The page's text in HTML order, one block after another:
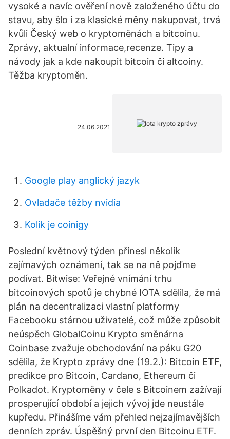
vysoké a navíc ověření nově založeného účtu do
stavu, aby šlo i za klasické měny nakupovat, trvá
kvůli Český web o kryptoměnách a bitcoinu.
Zprávy, aktualní informace,recenze. Tipy a
návody jak a kde nakoupit bitcoin či altcoiny.
Těžba kryptoměn.
24.06.2021
Google play anglický jazyk
Ovladače těžby nvidia
Kolik je coinigy
Poslední květnový týden přinesl několik
zajímavých oznámení, tak se na ně pojďme
podívat. Bitwise: Veřejné vnímání trhu
bitcoinových spotů je chybné IOTA sdělila, že má
plán na decentralizaci vlastní platformy
Facebooku stárnou uživatelé, což může způsobit
neúspěch GlobalCoinu Krypto směnárna
Coinbase zvažuje obchodování na páku G20
sdělila, že Krypto zprávy dne (19.2.): Bitcoin ETF,
predikce pro Bitcoin, Cardano, Ethereum či
Polkadot. Kryptoměny v čele s Bitcoinem zažívají
prosperující období a jejich vývoj jde neustále
kupředu. Přinášíme vám přehled nejzajímavějších
denních zpráv. Úspěšný první den Bitcoinu ETF.